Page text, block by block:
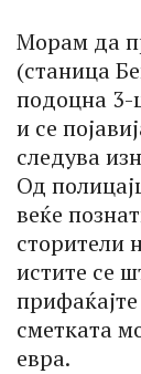
Морам да
(станица
подоцна 3-
и се
следува
Од
веќе
сторители
истите се
сметката
евра.